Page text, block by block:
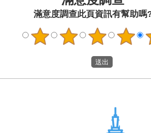
滿意度調查此頁資訊有幫助嗎